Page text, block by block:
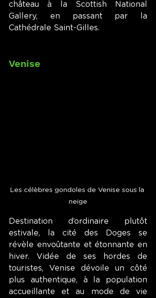
château à la Scottish National
Gallery, en passant par la
Cathédrale Saint-Gilles.
Venise
Les célèbres gondoles de Venise sous la
neige
Destination d’ordinaire plutôt
estivale, la cité des Doges se
révèle envoûtante et étonnante en
hiver. Vidée de ses hordes de
touristes, Venise dévoile un côté
plus authentique, à la population
accueillante et au mode de vie